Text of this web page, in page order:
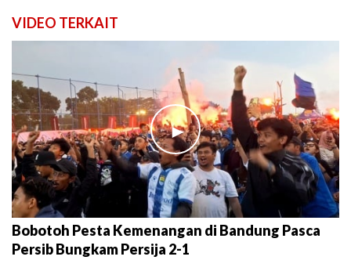
VIDEO TERKAIT
►
Bobotoh Pesta Kemenangan di Bandung Pasca
Persib Bungkam Persija 2-1